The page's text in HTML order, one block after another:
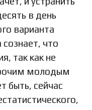
в день
варианта
что
так как не
молодым
быть, сейчас